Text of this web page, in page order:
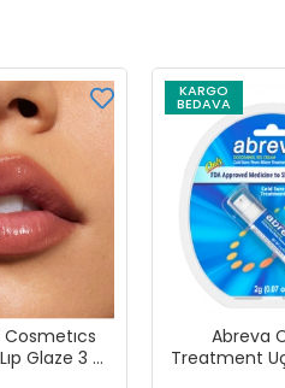
Cosmetıcs
Glaze 3 ml
KARGO
BEDAVA
Abreva
Treatment